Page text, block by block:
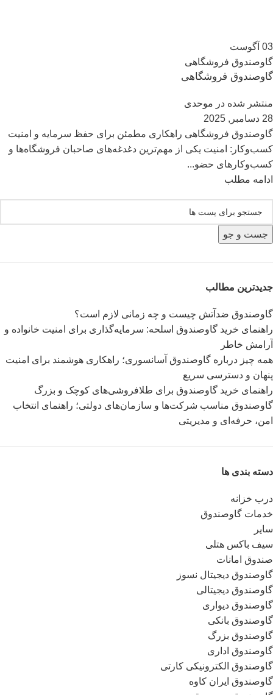
03 آگوست
گاوصندوق فروشگاهی
گاوصندوق فروشگاهی
منتشر شده در موحدی
28 دسامبر, 2025
گاوصندوق فروشگاهی راهکاری مطمئن برای حفظ سرمایه و امنیت
کسب‌وکار: امنیت یکی از مهم‌ترین دغدغه‌های صاحبان فروشگاه‌ها و
کسب‌وکارهای حضو...
ادامه مطلب
جست و جو
جدیدترین مطالب
گاوصندوق ضدآتش چیست و چه زمانی لازم است؟
راهنمای خرید گاوصندوق اسلحه: سرمایه‌گذاری برای امنیت خانواده و
آرامش خاطر
همه چیز درباره گاوصندوق آسانسوری؛ راهکاری هوشمند برای امنیت
پنهان و دسترسی سریع
راهنمای خرید گاوصندوق برای طلافروشی‌های کوچک و بزرگ
گاوصندوق مناسب شرکت‌ها و سازمان‌های دولتی؛ راهنمای انتخاب
امن، حرفه‌ای و مدیریتی
دسته بندی ها
درب خزانه
خدمات گاوصندوق
سایر
سیف باکس هتلی
صندوق امانات
گاوصندوق دیجیتال نسوز
گاوصندوق دیجیتالی
گاوصندوق دیواری
گاوصندوق بانکی
گاوصندوق بزرگ
گاوصندوق اداری
گاوصندوق الکترونیکی کارتی
گاوصندوق ایران کاوه